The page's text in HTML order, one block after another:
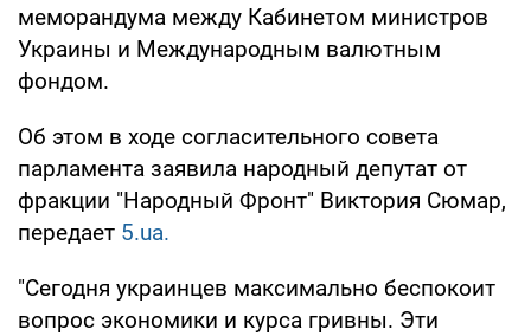
меморандума между Кабинетом министров
Украины и Международным валютным
фондом.
Об этом в ходе согласительного совета
парламента заявила народный депутат от
фракции "Народный Фронт" Виктория Сюмар,
передает 5.ua.
"Сегодня украинцев максимально беспокоит
вопрос экономики и курса гривны. Эти